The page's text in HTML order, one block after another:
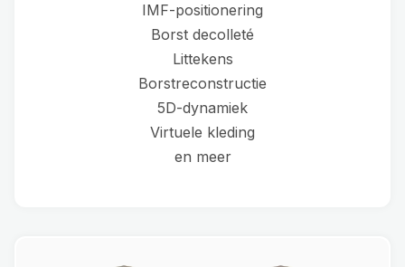
IMF-positionering
Borst decolleté
Littekens
Borstreconstructie
5D-dynamiek
Virtuele kleding
en meer